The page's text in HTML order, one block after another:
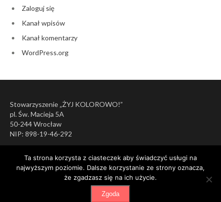
Zaloguj się
Kanał wpisów
Kanał komentarzy
WordPress.org
Stowarzyszenie „ŻYJ KOLOROWO!”
pl. Św. Macieja 5A
50-244 Wrocław
NIP: 898-19-46-292
Ta strona korzysta z ciasteczek aby świadczyć usługi na
najwyższym poziomie. Dalsze korzystanie ze strony oznacza,
że zgadzasz się na ich użycie.
Zgoda